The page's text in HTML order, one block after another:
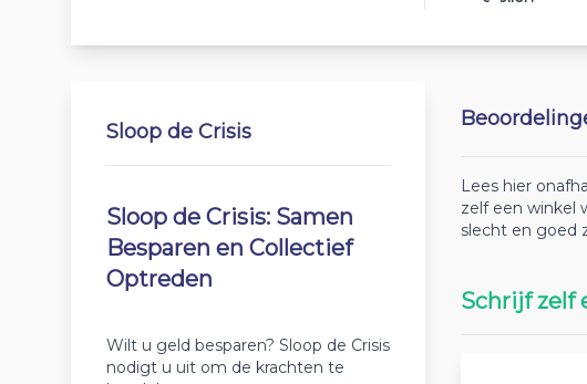
Sloop de Crisis
Sloop de Crisis: Samen
Besparen en Collectief
Optreden
Wilt u geld besparen? Sloop de Crisis
nodigt u uit om de krachten te
Lees hier
zelf een winkel
slecht en goed
Schrijf zelf